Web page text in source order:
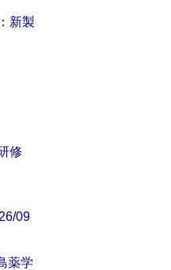
新製
修
09
薬学